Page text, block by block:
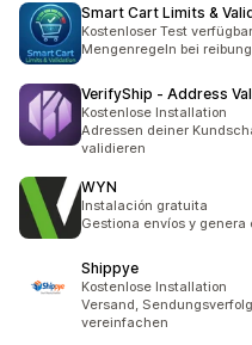
Smart Cart Limits &
Kostenloser Test verfügbar
Mengenregeln bei
VerifyShip ‑ Address
Kostenlose Installation
Adressen deiner
validieren
WYN
Instalación gratuita
Gestiona envíos y
Shippye
Kostenlose Installation
Versand,
vereinfachen